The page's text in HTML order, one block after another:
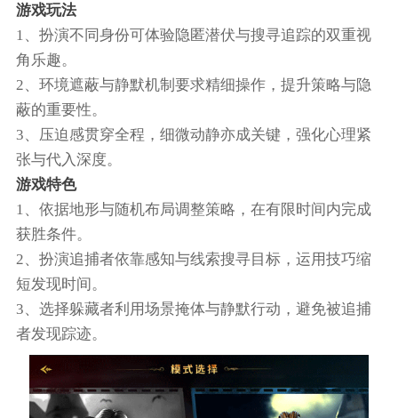
游戏玩法
1、扮演不同身份可体验隐匿潜伏与搜寻追踪的双重视
角乐趣。
2、环境遮蔽与静默机制要求精细操作，提升策略与隐
蔽的重要性。
3、压迫感贯穿全程，细微动静亦成关键，强化心理紧
张与代入深度。
游戏特色
1、依据地形与随机布局调整策略，在有限时间内完成
获胜条件。
2、扮演追捕者依靠感知与线索搜寻目标，运用技巧缩
短发现时间。
3、选择躲藏者利用场景掩体与静默行动，避免被追捕
者发现踪迹。